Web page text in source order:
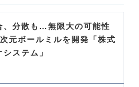
、分散も…無限大の可能性
元ボールミルを開発「株式
ステム」